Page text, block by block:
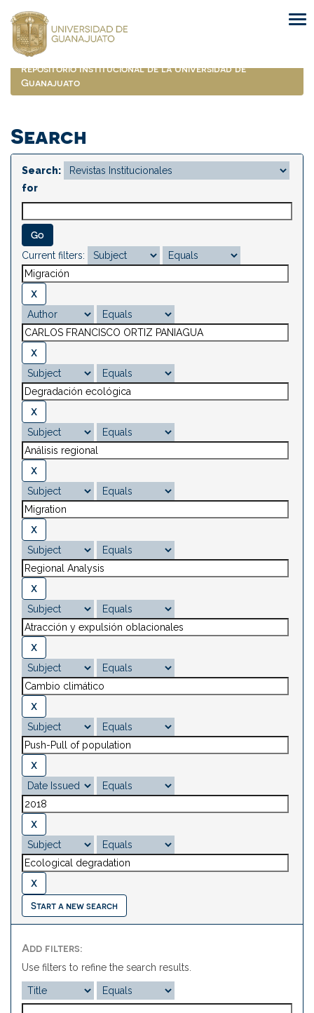
navigation
Repositorio Institucional de la Universidad de
Guanajuato
Search
Search:
for
Current filters:
Start a new search
Add filters:
Use filters to refine the search results.